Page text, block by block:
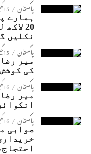
پاکستان 15 گھنٹے ago
ہمارے
20
نکلیں
پاکستان 15 گھنٹے ago
میر
کی
پاکستان 16 گھنٹے ago
میر
پاکستان 16 گھنٹے ago
صوابی